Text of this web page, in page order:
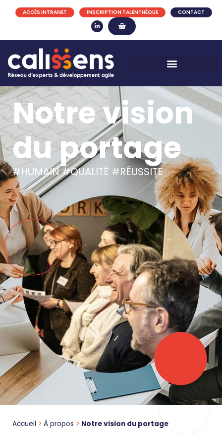
ACCÈS INTRANET INSCRIPTION TALENTHÈQUE CONTACT
Notre vision
du portage
#HUMAIN #QUALITÉ #RÉUSSITE
Accueil > À propos > Notre vision du portage